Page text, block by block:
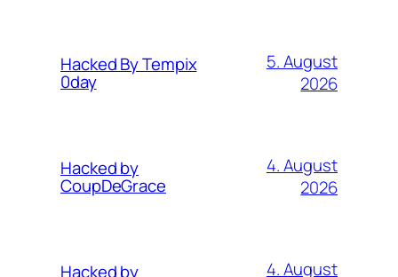
Hacked By Tempix
0day
5. August
2026
Hacked by
CoupDeGrace
4. August
2026
Hacked by
4. August